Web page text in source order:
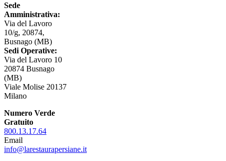
Sede
Amministrativa:
Via del Lavoro
10/g, 20874,
Busnago (MB)
Sedi Operative:
Via del Lavoro 10
20874 Busnago
(MB)
Viale Molise 20137
Milano
Numero Verde
Gratuito
800.13.17.64
Email
info@larestaurapersiane.it